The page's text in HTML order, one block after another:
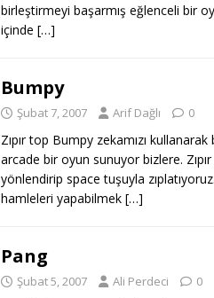
birleştirmeyi başarmış eğlenceli bir
içinde […]
Bumpy
Şubat 7, 2007 Arif Dağlı 0
Zıpır top Bumpy zekamızı
arcade bir oyun sunuyor bizlere.
yönlendirip space tuşuyla
hamleleri yapabilmek […]
Pang
Şubat 5, 2007 Ali Perdeci 0